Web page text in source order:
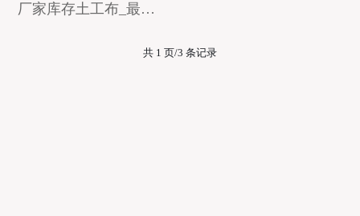
厂家库存土工布_最低土工布价格出售
共 1 页/3 条记录